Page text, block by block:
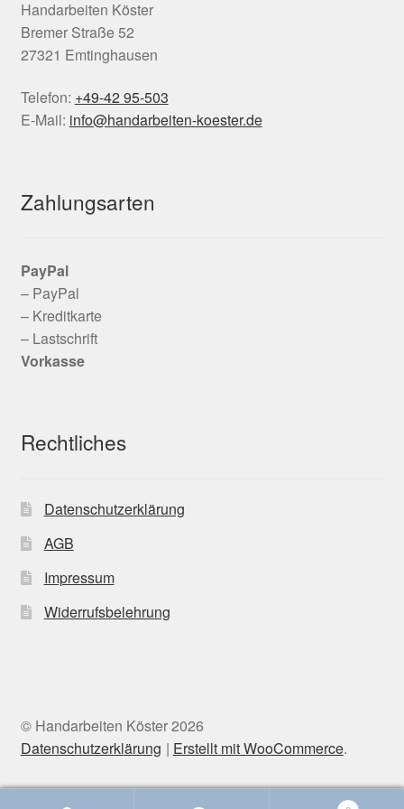
Handarbeiten Köster
Bremer Straße 52
27321 Emtinghausen
Telefon: +49-42 95-503
E-Mail: info@handarbeiten-koester.de
Zahlungsarten
PayPal
– PayPal
– Kreditkarte
– Lastschrift
Vorkasse
Rechtliches
Datenschutzerklärung
AGB
Impressum
Widerrufsbelehrung
© Handarbeiten Köster 2026
Datenschutzerklärung
Erstellt mit WooCommerce.